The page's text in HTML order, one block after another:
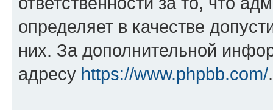
определяет в качестве
них. За дополнительной
адресу https://www.phpbb.com/.